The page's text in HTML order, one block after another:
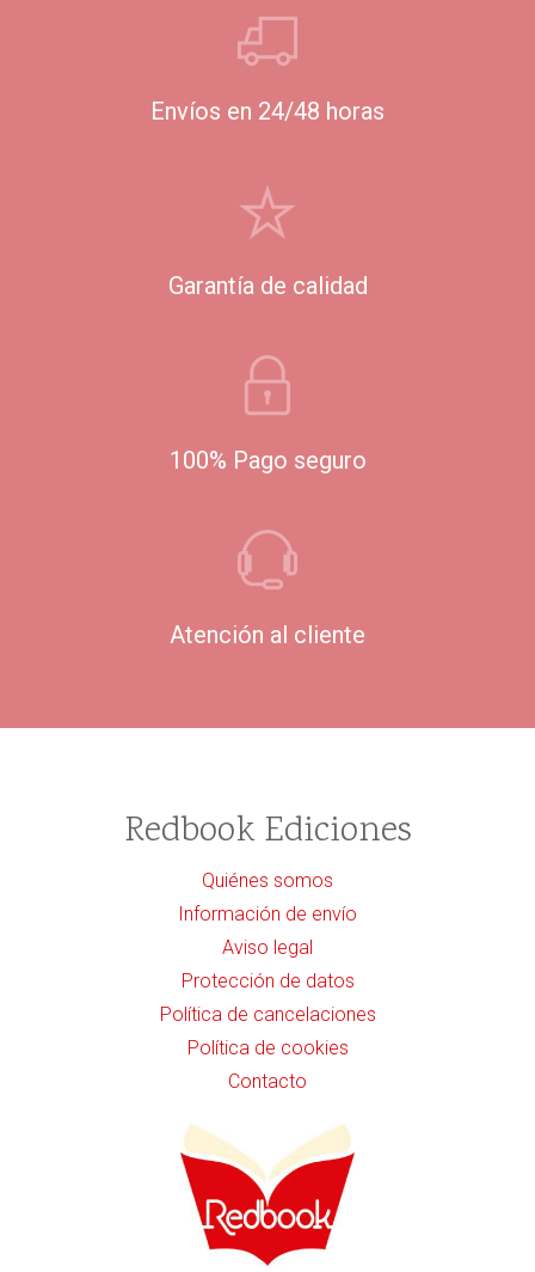
Envíos en 24/48 horas
Garantía de calidad
100% Pago seguro
Atención al cliente
Redbook Ediciones
Quiénes somos
Información de envío
Aviso legal
Protección de datos
Política de cancelaciones
Política de cookies
Contacto